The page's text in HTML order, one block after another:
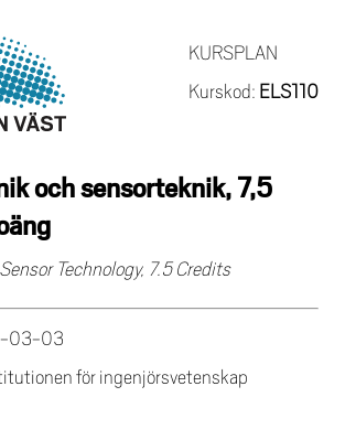
KURSPLAN
Kurskod: ELS110
och sensorteknik, 7,5
Technology, 7.5 Credits
03-03
för ingenjörsvetenskap